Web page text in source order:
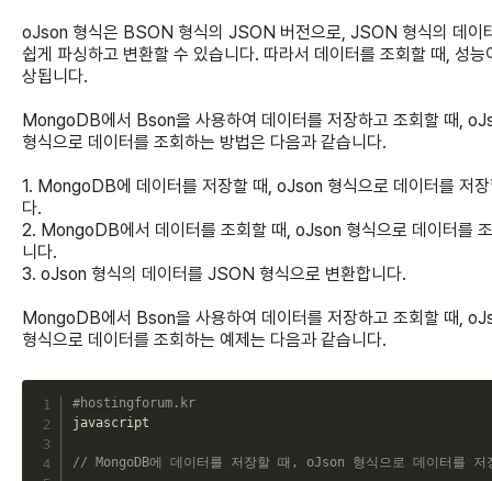
oJson 형식은 BSON 형식의 JSON 버전으로, JSON 형식의 데이
쉽게 파싱하고 변환할 수 있습니다. 따라서 데이터를 조회할 때, 성능
상됩니다.
MongoDB에서 Bson을 사용하여 데이터를 저장하고 조회할 때,
형식으로 데이터를 조회하는 방법은 다음과 같습니다.
1. MongoDB에 데이터를 저장할 때, oJson 형식으로 데이터를 저
다.
2. MongoDB에서 데이터를 조회할 때, oJson 형식으로 데이터를
니다.
3. oJson 형식의 데이터를 JSON 형식으로 변환합니다.
MongoDB에서 Bson을 사용하여 데이터를 저장하고 조회할 때,
형식으로 데이터를 조회하는 예제는 다음과 같습니다.
#hostingforum.kr
javascript
// MongoDB에 데이터를 저장할 때, oJson 형식으로 데이터를 저